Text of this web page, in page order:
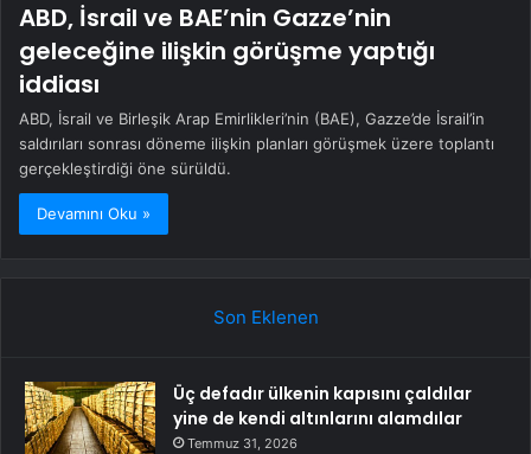
ABD, İsrail ve BAE’nin Gazze’nin
geleceğine ilişkin görüşme yaptığı
iddiası
ABD, İsrail ve Birleşik Arap Emirlikleri’nin (BAE), Gazze’de İsrail’in
saldırıları sonrası döneme ilişkin planları görüşmek üzere toplantı
gerçekleştirdiği öne sürüldü.
Devamını Oku »
Son Eklenen
Üç defadır ülkenin kapısını çaldılar
yine de kendi altınlarını alamdılar
Temmuz 31, 2026